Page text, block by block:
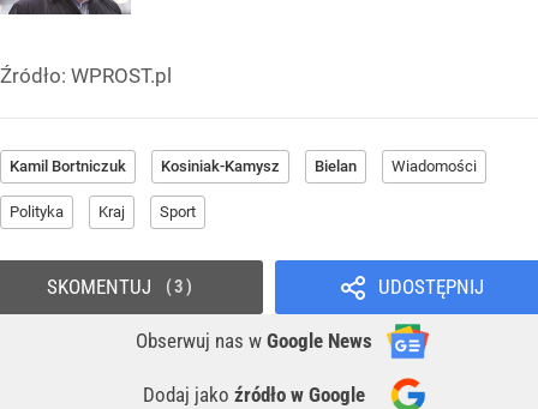
Źródło: WPROST.pl
Kamil Bortniczuk Kosiniak-Kamysz Bielan Wiadomości
Polityka Kraj Sport
UDOSTĘPNIJ
Obserwuj nas w Google News
Dodaj jako źródło w Google
SKOMENTUJ 3